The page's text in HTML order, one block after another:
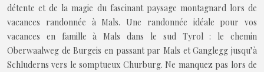
détente et de la magie du fascinant paysage montagnard lors de
vacances randonnée à Mals. Une randonnée idéale pour vos
vacances en famille à Mals dans le sud Tyrol : le chemin
Oberwaalweg de Burgeis en passant par Mals et Ganglegg jusqu’à
Schluderns vers le somptueux Churburg. Ne manquez pas lors de